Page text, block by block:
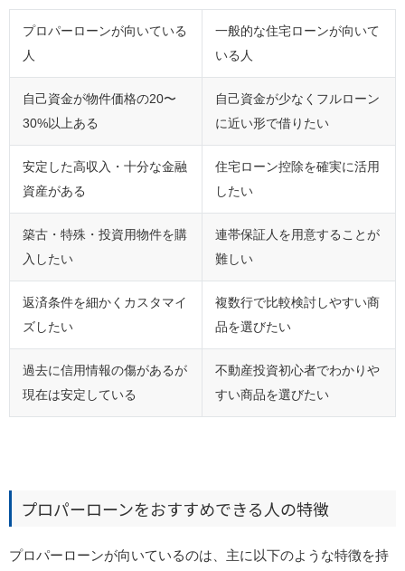
プロパーローンが向いている
人
一般的な住宅ローンが向いて
いる人
自己資金が物件価格の20〜
30%以上ある
自己資金が少なくフルローン
に近い形で借りたい
安定した高収入・十分な金融
資産がある
住宅ローン控除を確実に活用
したい
築古・特殊・投資用物件を購
入したい
連帯保証人を用意することが
難しい
返済条件を細かくカスタマイ
ズしたい
複数行で比較検討しやすい商
品を選びたい
過去に信用情報の傷があるが
現在は安定している
不動産投資初心者でわかりや
すい商品を選びたい
プロパーローンをおすすめできる人の特徴
プロパーローンが向いているのは、主に以下のような特徴を持